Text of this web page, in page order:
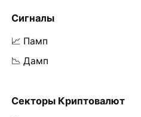
Сигналы
📈 Памп
📉 Дамп
Секторы Криптовалют